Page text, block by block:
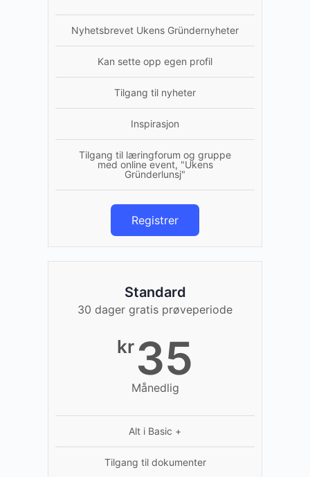
Nyhetsbrevet Ukens Gründernyheter
Kan sette opp egen profil
Tilgang til nyheter
Inspirasjon
Tilgang til læringforum og gruppe
med online event, "Ukens
Gründerlunsj"
Registrer
Standard
30 dager gratis prøveperiode
kr35
Månedlig
Alt i Basic +
Tilgang til dokumenter